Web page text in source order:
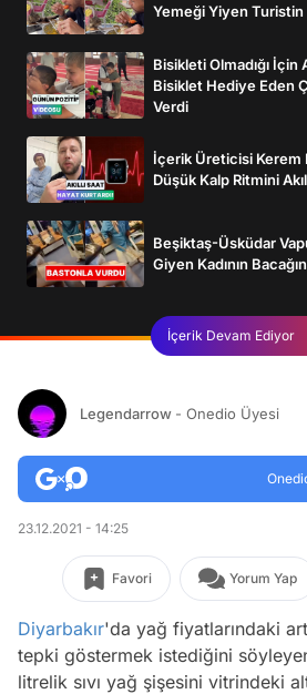
Yemeği Yiyen Turistin
Bisikleti Olmadığı İçin
Bisiklet Hediye Eden
Verdi
İçerik Üreticisi Kerem
Düşük Kalp Ritmini
Beşiktaş-Üsküdar
Giyen Kadının
İçerik Devam Ediyor
Legendarrow - Onedio Üyesi
23.12.2021 - 14:25
Favori Yorum Yap
Diyarbakır'da yağ fiyatlarındaki
tepki göstermek istediğini
litrelik sıvı yağ şişesini vitrindeki